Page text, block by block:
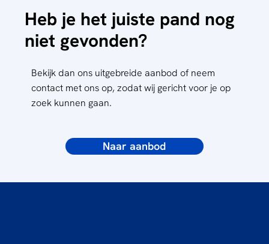
Heb je het juiste pand nog
niet gevonden?
Bekijk dan ons uitgebreide aanbod of neem
contact met ons op, zodat wij gericht voor je op
zoek kunnen gaan.
Naar aanbod